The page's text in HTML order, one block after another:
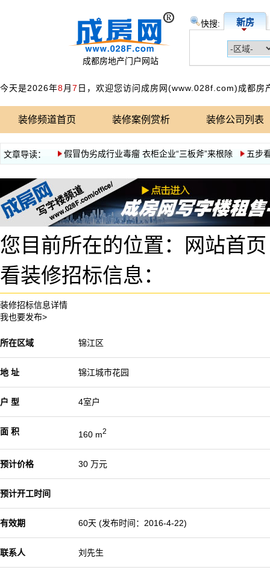
成都房地产门户网站
快搜: 新房
今天是2026年8月 7 日，欢迎您访问成房网(www.028f.com)成都房
装修频道首页 装修案例赏析 装修公司列表
您目前所在的位置： 网站首页
看装修招标信息：
装修招标信息详情
我也要发布>
所在区域 锦江区
地 址 锦江城市花园
户 型 4室户
面 积 160 m2
预计价格 30 万元
预计开工时间
有效期 60天 (发布时间：2016-4-22)
联系人 刘先生